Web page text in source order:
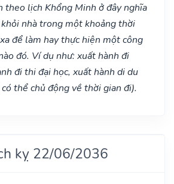
theo lịch Khổng Minh ở đây nghĩa
nhà trong một khoảng thời
để làm hay thực hiện một công
đó. Ví dụ như: xuất hành đi
đi thi đại học, xuất hành di du
thể chủ động về thời gian đi).
kỵ 22/06/2036